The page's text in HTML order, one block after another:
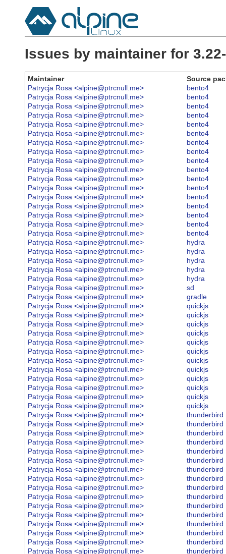
Issues by maintainer for
Maintainer
Source
Patrycja Rosa <alpine@ptrcnull.me>
bento4
Patrycja Rosa <alpine@ptrcnull.me>
bento4
Patrycja Rosa <alpine@ptrcnull.me>
bento4
Patrycja Rosa <alpine@ptrcnull.me>
bento4
Patrycja Rosa <alpine@ptrcnull.me>
bento4
Patrycja Rosa <alpine@ptrcnull.me>
bento4
Patrycja Rosa <alpine@ptrcnull.me>
bento4
Patrycja Rosa <alpine@ptrcnull.me>
bento4
Patrycja Rosa <alpine@ptrcnull.me>
bento4
Patrycja Rosa <alpine@ptrcnull.me>
bento4
Patrycja Rosa <alpine@ptrcnull.me>
bento4
Patrycja Rosa <alpine@ptrcnull.me>
bento4
Patrycja Rosa <alpine@ptrcnull.me>
bento4
Patrycja Rosa <alpine@ptrcnull.me>
bento4
Patrycja Rosa <alpine@ptrcnull.me>
bento4
Patrycja Rosa <alpine@ptrcnull.me>
bento4
Patrycja Rosa <alpine@ptrcnull.me>
bento4
Patrycja Rosa <alpine@ptrcnull.me>
hydra
Patrycja Rosa <alpine@ptrcnull.me>
hydra
Patrycja Rosa <alpine@ptrcnull.me>
hydra
Patrycja Rosa <alpine@ptrcnull.me>
hydra
Patrycja Rosa <alpine@ptrcnull.me>
hydra
Patrycja Rosa <alpine@ptrcnull.me>
sd
Patrycja Rosa <alpine@ptrcnull.me>
gradle
Patrycja Rosa <alpine@ptrcnull.me>
quickjs
Patrycja Rosa <alpine@ptrcnull.me>
quickjs
Patrycja Rosa <alpine@ptrcnull.me>
quickjs
Patrycja Rosa <alpine@ptrcnull.me>
quickjs
Patrycja Rosa <alpine@ptrcnull.me>
quickjs
Patrycja Rosa <alpine@ptrcnull.me>
quickjs
Patrycja Rosa <alpine@ptrcnull.me>
quickjs
Patrycja Rosa <alpine@ptrcnull.me>
quickjs
Patrycja Rosa <alpine@ptrcnull.me>
quickjs
Patrycja Rosa <alpine@ptrcnull.me>
quickjs
Patrycja Rosa <alpine@ptrcnull.me>
quickjs
Patrycja Rosa <alpine@ptrcnull.me>
quickjs
Patrycja Rosa <alpine@ptrcnull.me>
thunderbird
Patrycja Rosa <alpine@ptrcnull.me>
thunderbird
Patrycja Rosa <alpine@ptrcnull.me>
thunderbird
Patrycja Rosa <alpine@ptrcnull.me>
thunderbird
Patrycja Rosa <alpine@ptrcnull.me>
thunderbird
Patrycja Rosa <alpine@ptrcnull.me>
thunderbird
Patrycja Rosa <alpine@ptrcnull.me>
thunderbird
Patrycja Rosa <alpine@ptrcnull.me>
thunderbird
Patrycja Rosa <alpine@ptrcnull.me>
thunderbird
Patrycja Rosa <alpine@ptrcnull.me>
thunderbird
Patrycja Rosa <alpine@ptrcnull.me>
thunderbird
Patrycja Rosa <alpine@ptrcnull.me>
thunderbird
Patrycja Rosa <alpine@ptrcnull.me>
thunderbird
Patrycja Rosa <alpine@ptrcnull.me>
thunderbird
Patrycja Rosa <alpine@ptrcnull.me>
thunderbird
Patrycja Rosa <alpine@ptrcnull.me>
thunderbird